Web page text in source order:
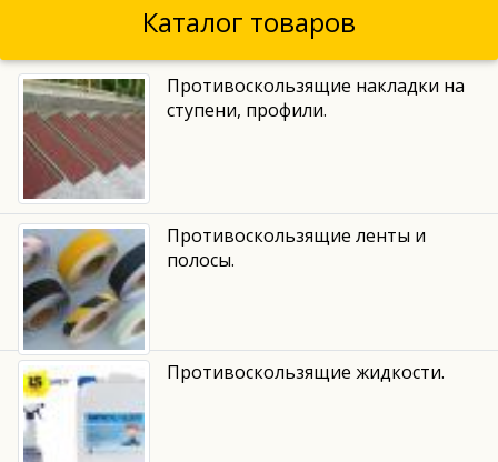
Каталог товаров
Противоскользящие накладки на
ступени, профили.
Противоскользящие ленты и
полосы.
Противоскользящие жидкости.